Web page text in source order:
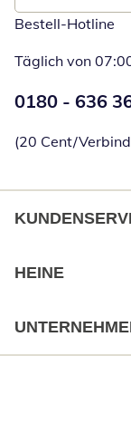
Bestell-Hotline
Täglich von
0180 - 636
(20 Cent/
HEINE